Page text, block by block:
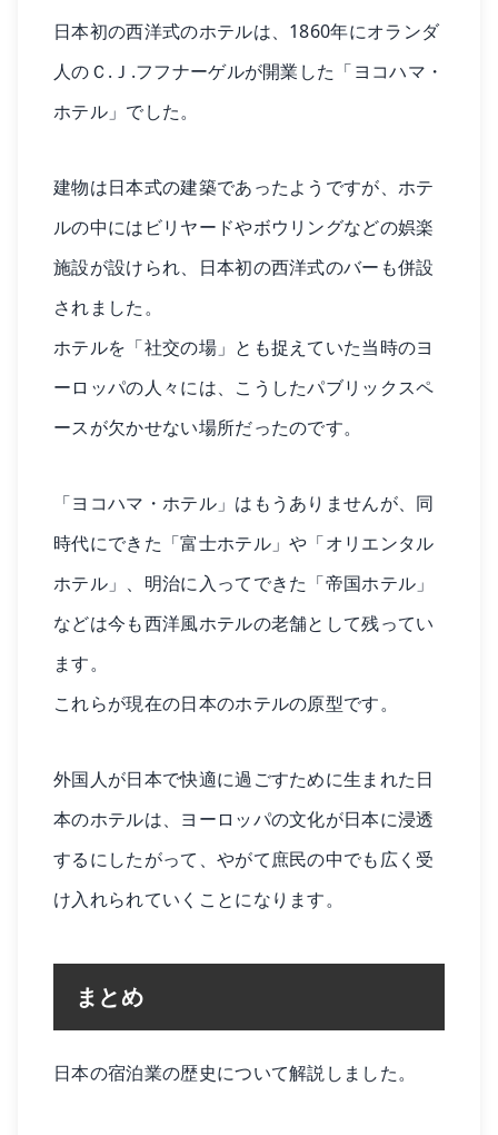
日本初の西洋式のホテルは、1860年にオランダ
人のＣ.Ｊ.フフナーゲルが開業した「ヨコハマ・
ホテル」でした。
建物は日本式の建築であったようですが、ホテ
ルの中にはビリヤードやボウリングなどの娯楽
施設が設けられ、日本初の西洋式のバーも併設
されました。
ホテルを「社交の場」とも捉えていた当時のヨ
ーロッパの人々には、こうしたパブリックスペ
ースが欠かせない場所だったのです。
「ヨコハマ・ホテル」はもうありませんが、同
時代にできた「富士ホテル」や「オリエンタル
ホテル」、明治に入ってできた「帝国ホテル」
などは今も西洋風ホテルの老舗として残ってい
ます。
これらが現在の日本のホテルの原型です。
外国人が日本で快適に過ごすために生まれた日
本のホテルは、ヨーロッパの文化が日本に浸透
するにしたがって、やがて庶民の中でも広く受
け入れられていくことになります。
まとめ
日本の宿泊業の歴史について解説しました。